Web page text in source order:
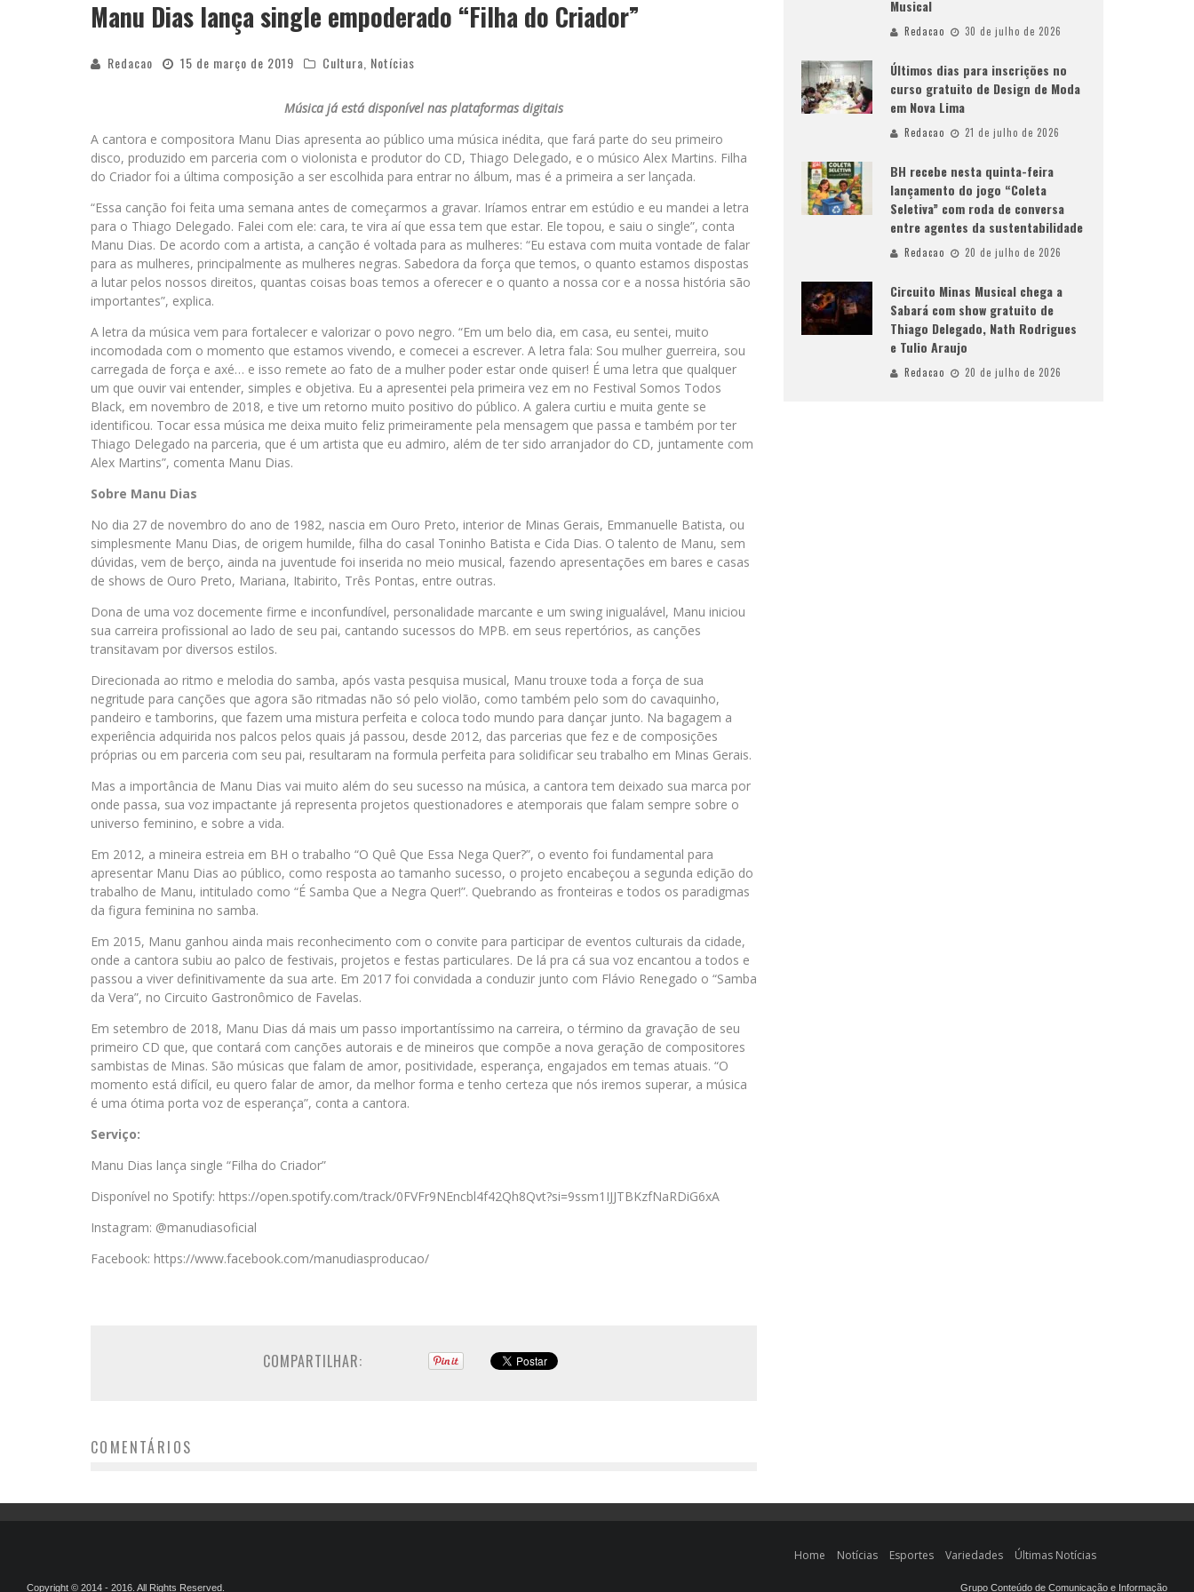
Manu Dias lança single empoderado “Filha do Criador”
Redacao 15 de março de 2019 Cultura Notícias
Música já está disponível nas plataformas digitais
A cantora e compositora Manu Dias apresenta ao público uma música inédita, que fará parte do seu primeiro
disco, produzido em parceria com o violonista e produtor do CD, Thiago Delegado, e o músico Alex Martins. Filha
do Criador foi a última composição a ser escolhida para entrar no álbum, mas é a primeira a ser lançada.
“Essa canção foi feita uma semana antes de começarmos a gravar. Iríamos entrar em estúdio e eu mandei a letra
para o Thiago Delegado. Falei com ele: cara, te vira aí que essa tem que estar. Ele topou, e saiu o single”, conta
Manu Dias. De acordo com a artista, a canção é voltada para as mulheres: “Eu estava com muita vontade de falar
para as mulheres, principalmente as mulheres negras. Sabedora da força que temos, o quanto estamos dispostas
a lutar pelos nossos direitos, quantas coisas boas temos a oferecer e o quanto a nossa cor e a nossa história são
importantes”, explica.
A letra da música vem para fortalecer e valorizar o povo negro. “Em um belo dia, em casa, eu sentei, muito
incomodada com o momento que estamos vivendo, e comecei a escrever. A letra fala: Sou mulher guerreira, sou
carregada de força e axé… e isso remete ao fato de a mulher poder estar onde quiser! É uma letra que qualquer
um que ouvir vai entender, simples e objetiva. Eu a apresentei pela primeira vez em no Festival Somos Todos
Black, em novembro de 2018, e tive um retorno muito positivo do público. A galera curtiu e muita gente se
identificou. Tocar essa música me deixa muito feliz primeiramente pela mensagem que passa e também por ter
Thiago Delegado na parceria, que é um artista que eu admiro, além de ter sido arranjador do CD, juntamente com
Alex Martins”, comenta Manu Dias.
Sobre Manu Dias
No dia 27 de novembro do ano de 1982, nascia em Ouro Preto, interior de Minas Gerais, Emmanuelle Batista, ou
simplesmente Manu Dias, de origem humilde, filha do casal Toninho Batista e Cida Dias. O talento de Manu, sem
dúvidas, vem de berço, ainda na juventude foi inserida no meio musical, fazendo apresentações em bares e casas
de shows de Ouro Preto, Mariana, Itabirito, Três Pontas, entre outras.
Dona de uma voz docemente firme e inconfundível, personalidade marcante e um swing inigualável, Manu iniciou
sua carreira profissional ao lado de seu pai, cantando sucessos do MPB. em seus repertórios, as canções
transitavam por diversos estilos.
Direcionada ao ritmo e melodia do samba, após vasta pesquisa musical, Manu trouxe toda a força de sua
negritude para canções que agora são ritmadas não só pelo violão, como também pelo som do cavaquinho,
pandeiro e tamborins, que fazem uma mistura perfeita e coloca todo mundo para dançar junto. Na bagagem a
experiência adquirida nos palcos pelos quais já passou, desde 2012, das parcerias que fez e de composições
próprias ou em parceria com seu pai, resultaram na formula perfeita para solidificar seu trabalho em Minas Gerais.
Mas a importância de Manu Dias vai muito além do seu sucesso na música, a cantora tem deixado sua marca por
onde passa, sua voz impactante já representa projetos questionadores e atemporais que falam sempre sobre o
universo feminino, e sobre a vida.
Em 2012, a mineira estreia em BH o trabalho “O Quê Que Essa Nega Quer?”, o evento foi fundamental para
apresentar Manu Dias ao público, como resposta ao tamanho sucesso, o projeto encabeçou a segunda edição do
trabalho de Manu, intitulado como “É Samba Que a Negra Quer!”. Quebrando as fronteiras e todos os paradigmas
da figura feminina no samba.
Em 2015, Manu ganhou ainda mais reconhecimento com o convite para participar de eventos culturais da cidade,
onde a cantora subiu ao palco de festivais, projetos e festas particulares. De lá pra cá sua voz encantou a todos e
passou a viver definitivamente da sua arte. Em 2017 foi convidada a conduzir junto com Flávio Renegado o “Samba
da Vera”, no Circuito Gastronômico de Favelas.
Em setembro de 2018, Manu Dias dá mais um passo importantíssimo na carreira, o término da gravação de seu
primeiro CD que, que contará com canções autorais e de mineiros que compõe a nova geração de compositores
sambistas de Minas. São músicas que falam de amor, positividade, esperança, engajados em temas atuais. “O
momento está difícil, eu quero falar de amor, da melhor forma e tenho certeza que nós iremos superar, a música
é uma ótima porta voz de esperança”, conta a cantora.
Serviço:
Manu Dias lança single “Filha do Criador”
Disponível no Spotify: https://open.spotify.com/track/0FVFr9NEncbl4f42Qh8Qvt?si=9ssm1IJJTBKzfNaRDiG6xA
Instagram: @manudiasoficial
Facebook: https://www.facebook.com/manudiasproducao/
COMPARTILHAR:
COMENTÁRIOS
Musical
Redacao 30 de julho de 2026
Últimos dias para inscrições no
curso gratuito de Design de Moda
em Nova Lima
Redacao 21 de julho de 2026
BH recebe nesta quinta-feira
lançamento do jogo “Coleta
Seletiva” com roda de conversa
entre agentes da sustentabilidade
Redacao 20 de julho de 2026
Circuito Minas Musical chega a
Sabará com show gratuito de
Thiago Delegado, Nath Rodrigues
e Tulio Araujo
Redacao 20 de julho de 2026
Home Notícias Esportes Variedades Últimas Notícias
Copyright © 2014 - 2016. All Rights Reserved. Grupo Conteúdo de Comunicação e Informação